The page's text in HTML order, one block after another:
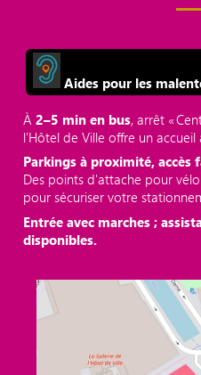
Aides pour les
À2–5 min en bus, arrêt «
l’Hôtel de Ville offre un
Parkings à proximité,
Des points d'attache pour
pour sécuriser votre
Entrée avec marches ;
disponibles.